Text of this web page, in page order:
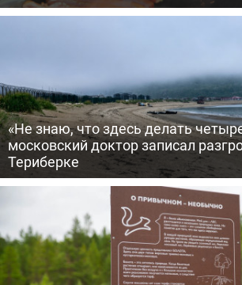
«Не знаю, что здесь делать
московский доктор записал
Териберке